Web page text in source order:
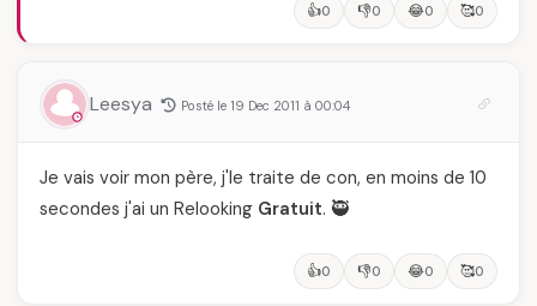
👍0 👎0 😂0 🥰0
Leesya Posté le 19 Dec 2011 à 00:04
Je vais voir mon père, j'le traite de con, en moins de 10
secondes j'ai un Relooking Gratuit. 🥷
👍0 👎0 😂0 🥰0